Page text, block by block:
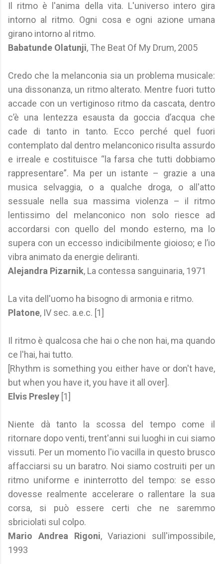
Il ritmo è l'anima della vita. L'universo intero gira
intorno al ritmo. Ogni cosa e ogni azione umana
girano intorno al ritmo.
Babatunde Olatunji, The Beat Of My Drum, 2005
Credo che la melanconia sia un problema musicale:
una dissonanza, un ritmo alterato. Mentre fuori tutto
accade con un vertiginoso ritmo da cascata, dentro
c’è una lentezza esausta da goccia d’acqua che
cade di tanto in tanto. Ecco perché quel fuori
contemplato dal dentro melanconico risulta assurdo
e irreale e costituisce “la farsa che tutti dobbiamo
rappresentare”. Ma per un istante – grazie a una
musica selvaggia, o a qualche droga, o all'atto
sessuale nella sua massima violenza – il ritmo
lentissimo del melanconico non solo riesce ad
accordarsi con quello del mondo esterno, ma lo
supera con un eccesso indicibilmente gioioso; e l’io
vibra animato da energie deliranti.
Alejandra Pizarnik, La contessa sanguinaria, 1971
La vita dell'uomo ha bisogno di armonia e ritmo.
Platone, IV sec. a.e.c. [1]
Il ritmo è qualcosa che hai o che non hai, ma quando
ce l'hai, hai tutto.
[Rhythm is something you either have or don't have,
but when you have it, you have it all over].
Elvis Presley [1]
Niente dà tanto la scossa del tempo come il
ritornare dopo venti, trent'anni sui luoghi in cui siamo
vissuti. Per un momento l'io vacilla in questo brusco
affacciarsi su un baratro. Noi siamo costruiti per un
ritmo uniforme e ininterrotto del tempo: se esso
dovesse realmente accelerare o rallentare la sua
corsa, si può essere certi che ne saremmo
sbriciolati sul colpo.
Mario Andrea Rigoni, Variazioni sull'impossibile,
1993